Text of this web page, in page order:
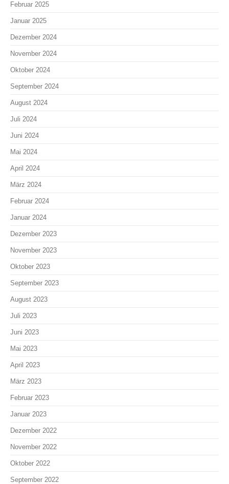
Februar 2025
Januar 2025
Dezember 2024
November 2024
Oktober 2024
September 2024
August 2024
Juli 2024
Juni 2024
Mai 2024
April 2024
März 2024
Februar 2024
Januar 2024
Dezember 2023
November 2023
Oktober 2023
September 2023
August 2023
Juli 2023
Juni 2023
Mai 2023
April 2023
März 2023
Februar 2023
Januar 2023
Dezember 2022
November 2022
Oktober 2022
September 2022